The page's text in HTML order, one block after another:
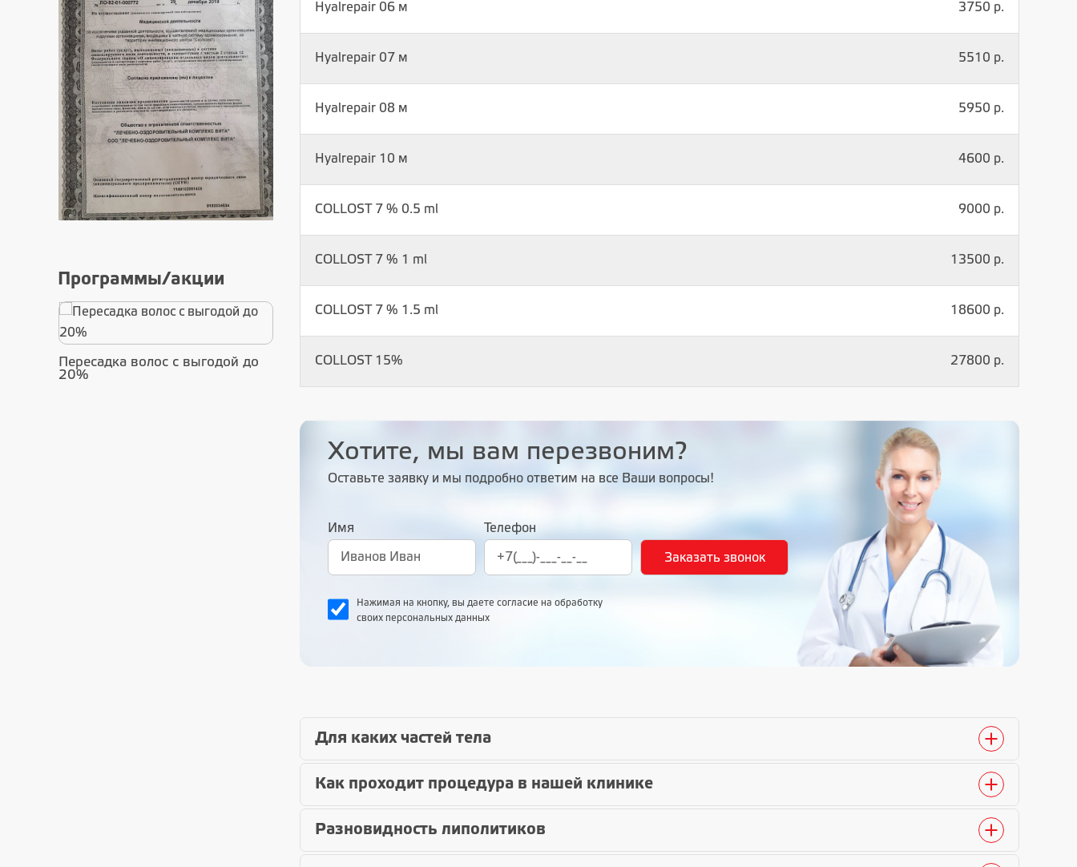
Программы/акции
Пересадка волос с выгодой до
20%
Hyalrepair 06 м 3750 р.
Hyalrepair 07 м 5510 р.
Hyalrepair 08 м 5950 р.
Hyalrepair 10 м 4600 р.
COLLOST 7 % 0.5 ml 9000 р.
COLLOST 7 % 1 ml 13500 р.
COLLOST 7 % 1.5 ml 18600 р.
COLLOST 15% 27800 р.
Хотите, мы вам перезвоним?
Оставьте заявку и мы подробно ответим на все Ваши вопросы!
Имя Телефон
Нажимая на кнопку, вы даете согласие на обработку
своих персональных данных
Для каких частей тела
Как проходит процедура в нашей клинике
Разновидность липолитиков